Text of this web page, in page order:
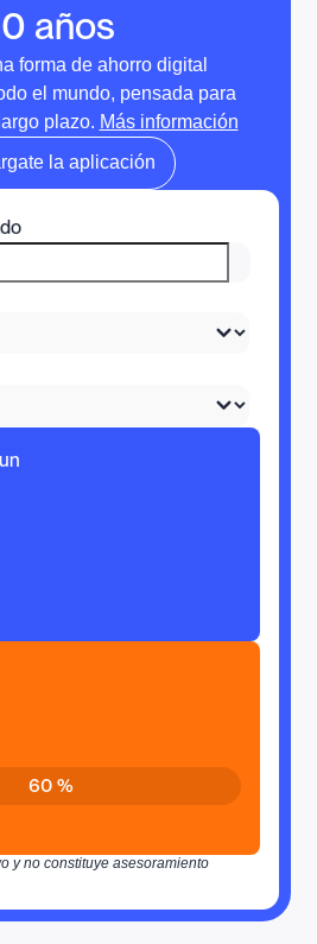
años
forma de ahorro digital
el mundo, pensada para
plazo. Más información
la aplicación
60 %
y no constituye asesoramiento